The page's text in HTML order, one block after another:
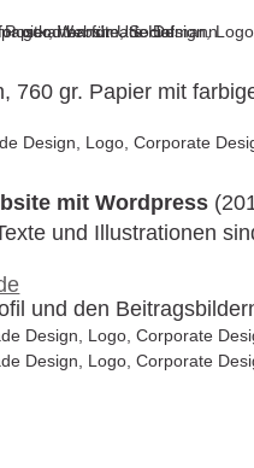
760 gr. Papier mit
mit Wordpress
und Illustrationen
und den